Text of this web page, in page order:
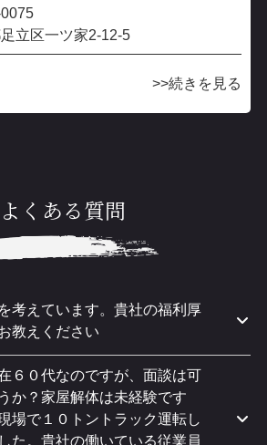
立区一ツ家2-12-5
続きを見る
よくある質問
考えています。貴社の福利厚
教えください
６０代なのですが、面談は可
か？家屋解体は未経験です
場で１０トントラック運転し
た。貴社の働いている従業員